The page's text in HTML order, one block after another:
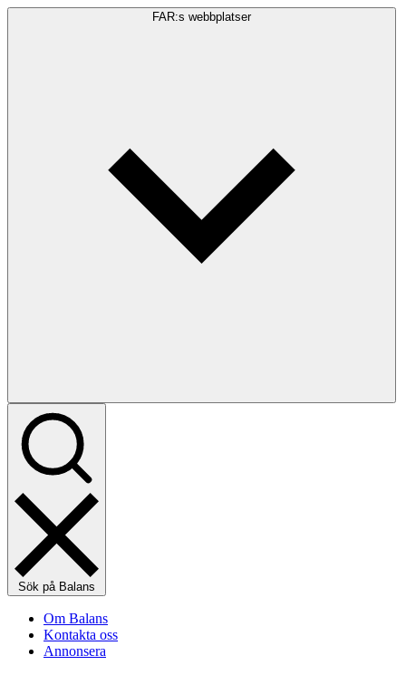
FAR:s webbplatser
Sök på Balans
Om Balans
Kontakta oss
Annonsera